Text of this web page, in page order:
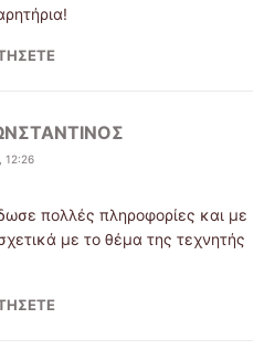
12:26
πολλές πληροφορίες και με
με το θέμα της τεχνητής